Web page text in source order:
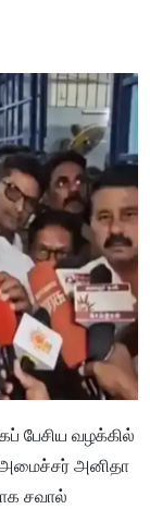
பேசிய வழக்கில்
அனிதா
சவால்